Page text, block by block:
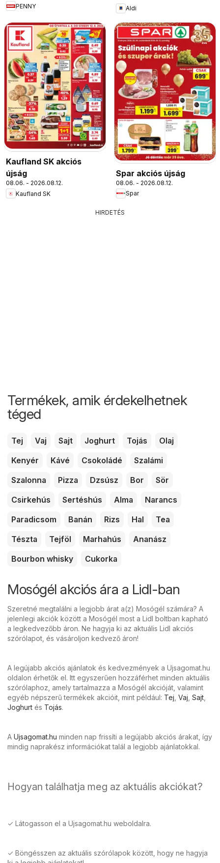
PENNY
Aldi
Kaufland SK akciós
újság
08.06. - 2026.08.12.
Kaufland SK
Spar akciós újság
08.06. - 2026.08.12.
Spar
HIRDETÉS
Termékek, amik érdekelhetnek
téged
Tej Vaj Sajt Joghurt Tojás
Olaj
Kenyér
Kávé Csokoládé
Szalámi
Szalonna
Pizza Dzsúsz Bor
Sör
Csirkehús
Sertéshús Alma
Narancs
Paradicsom
Banán Rizs Hal
Tea
Tészta
Tejföl Marhahús
Ananász
Bourbon whisky
Cukorka
Mosógél akciós ára a Lidl-ban
Szeretné megtalálni a legjobb árat a(z) Mosógél számára? A
jelenlegi akciók között a Mosógél most a Lidl boltban kapható
a legkedvezőbb áron. Ne hagyja ki az aktuális Lidl akciós
szórólapot, és vásároljon kedvező áron!
A legújabb akciós ajánlatok és kedvezmények a Ujsagomat.hu
oldalon érhetők el. Itt egyszerűen hozzáférhet minden aktuális
szórólaphoz, amely tartalmazza a Mosógél akcióját, valamint
egyéb népszerű termékek akcióit, mint például: Tej Vaj Sajt
Joghurt és Tojás.
A Ujsagomat.hu minden nap frissíti a legújabb akciós árakat, így
mindig naprakész információkat talál a legjobb ajánlatokkal.
Hogyan találhatja meg az aktuális akciókat?
✓ Látogasson el a Ujsagomat.hu weboldalra.
✓ Böngésszen az aktuális szórólapok között, hogy ne hagyja